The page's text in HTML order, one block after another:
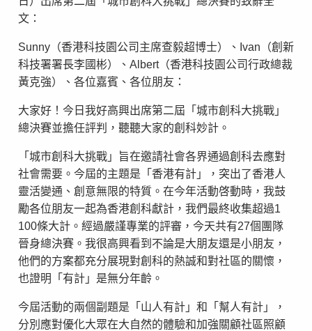
文：
Sunny（香港科技園公司主席查毅超博士）、Ivan（創新
科技署署長李國彬）、Albert（香港科技園公司行政總裁
黃克強）、各位嘉賓、各位朋友：
大家好！今日我好高興出席第二屆「城市創科大挑戰」
總決賽並擔任評判，聽聽大家的創科妙計。
「城市創科大挑戰」旨在邀請社會各界通過創科去應對
社會需要。今屆的主題是「香港有計」，突出了香港人
靈活變通、創意無限的特質。在今年活動啓動時，我鼓
勵各位朋友一起為香港創科獻計，我們最終收集超過1
100條大計。經過嚴謹專業的評審，今天共有27個團隊
晉身總決賽。我很高興看到不論是大朋友還是小朋友，
他們的方案都充分展現對創科的熱誠和對社區的關懷，
也證明「有計」是無分年齡。
今屆活動的兩個副題是「山人有計」和「幫人有計」，
分別應對優化大眾在大自然的體驗和加強關顧社區照顧